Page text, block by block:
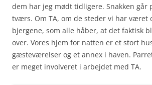
dem har jeg mødt tidligere. Snakken går
tværs. Om TA, om de steder vi har været
bjergene, som alle håber, at det faktisk
over. Vores hjem for natten er et stort
gæsteværelser og et annex i haven.
er meget involveret i arbejdet med TA.